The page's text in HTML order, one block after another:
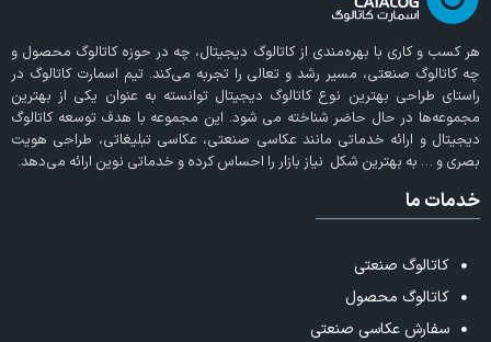
هر کسب و کاری با بهره‌مندی ازکاتالوگ دیجیتال، چه در حوزه کاتالوگ محصول و
چه کاتالوگ صنعتی، مسیر رشد و تعالی را تجربه می‌کند. تیم اسمارت کاتالوگ در
راستای طراحی بهترین نوع کاتالوگ دیجیتال توانسته به عنوان یکی از بهترین
مجموعه‌ها در حال حاضر شناخته می‌ شود. این مجموعه با هدف توسعه کاتالوگ
دیجیتال و ارائه خدماتی مانند عکاسی صنعتی، عکاسی تبلیغاتی، طراحی هویت
بصری و … به بهترین شکل نیاز بازار را احساس کرده و خدماتی نوین ارائه می‌دهد.
خدمات ما
کاتالوگ صنعتی
کاتالوگ محصول
سفارش عکاسی صنعتی